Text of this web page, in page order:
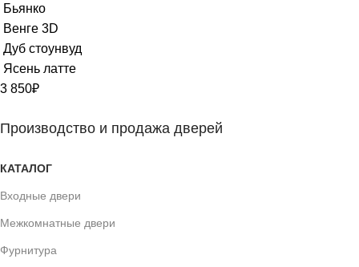
Бьянко
Венге 3D
Дуб стоунвуд
Ясень латте
3 850₽
Производство и продажа дверей
КАТАЛОГ
Входные двери
Межкомнатные двери
Фурнитура